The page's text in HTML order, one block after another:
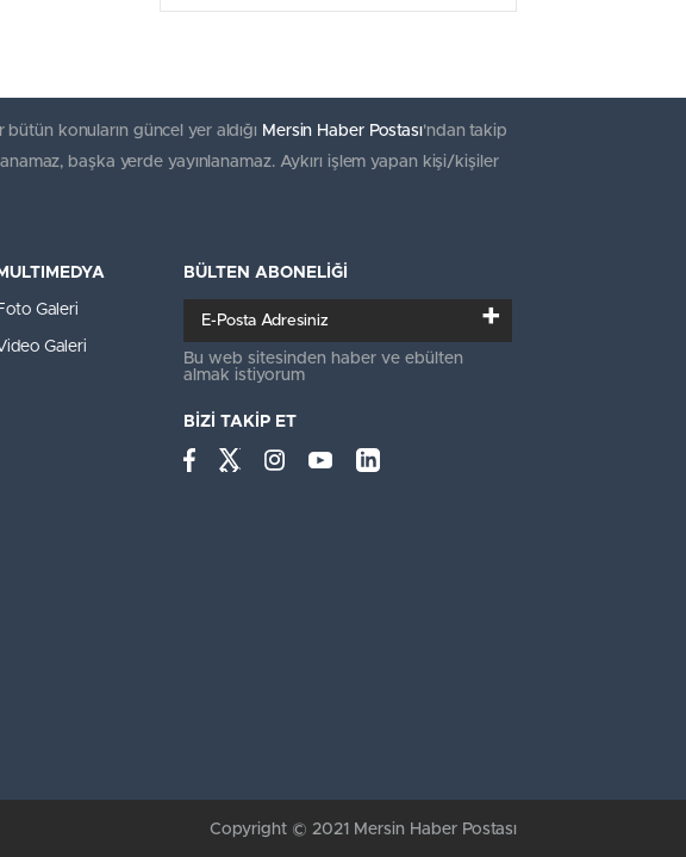
konuların güncel yer aldığı Mersin Haber Postası'ndan takip
başka yerde yayınlanamaz. Aykırı işlem yapan kişi/kişiler
MULTIMEDYA
Galeri
Galeri
BÜLTEN ABONELİĞİ
+
Bu web sitesinden haber ve ebülten
almak istiyorum
BİZİ TAKİP ET
Copyright © 2021 Mersin Haber Postası